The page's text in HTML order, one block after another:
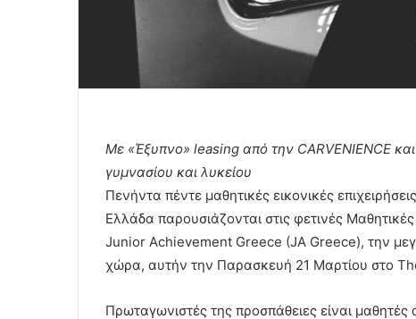
Με «Έξυπνο» leasing από την CARVENIENCE
γυμνασίου και λυκείου
Πενήντα πέντε μαθητικές εικονικές
Ελλάδα παρουσιάζονται στις φετινές
Junior Achievement Greece (JA Greece), την
χώρα, αυτήν την Παρασκευή 21 Μαρτίου στο
Πρωταγωνιστές της προσπάθειες είναι